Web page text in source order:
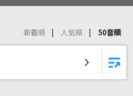
ている曲の一覧
新着順 人気順 50音順